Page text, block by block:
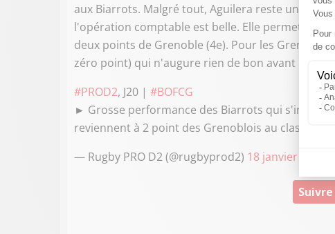
aux Biarrots. Malgré tout, Aguilera reste une
l'opération comptable est belle. Elle permet aux
deux points de Grenoble (4e). Pour les
zéro point) qui n'augure rien de bon avant la
#PROD2, J20 | #BOFCG
► Grosse performance des Biarrots qui
reviennent à 2 point des Grenoblois au
— Rugby PRO D2 (@rugbyprod2) 18 janvier 2018